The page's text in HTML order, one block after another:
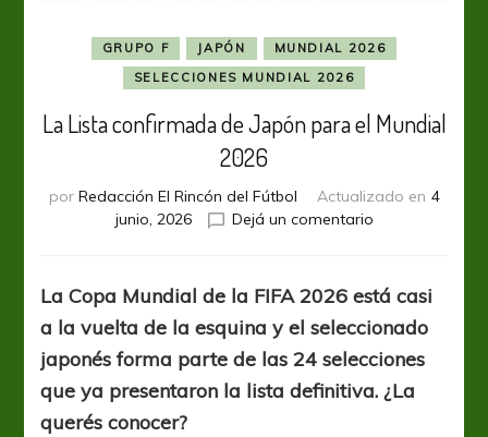
GRUPO F JAPÓN
MUNDIAL 2026
SELECCIONES MUNDIAL 2026
La Lista confirmada de Japón para el Mundial
2026
por Redacción El Rincón del Fútbol Actualizado en 4
junio, 2026
Dejá un comentarioen
confirmada
de
Japón
para
Mundial
La Copa Mundial de la FIFA 2026 está casi
a la vuelta de la esquina y el seleccionado
japonés forma parte de las 24 selecciones
que ya presentaron la lista definitiva. ¿La
querés conocer?